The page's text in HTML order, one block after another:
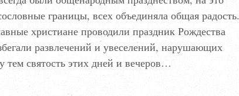
границы, всех объединяла общая радость.
христиане проводили праздник Рождества
развлечений и увеселений, нарушающих
тем святость этих дней и вечеров…